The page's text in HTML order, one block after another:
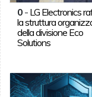
0- LG Electronics
la struttura
della divisione Eco
Solutions